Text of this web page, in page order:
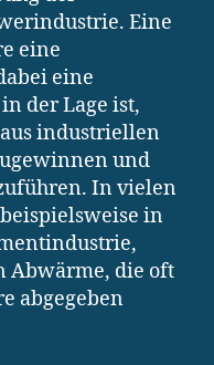
Eine
eine
eine
der Lage ist,
industriellen
und
In vielen
in
Abwärme, die oft
abgegeben